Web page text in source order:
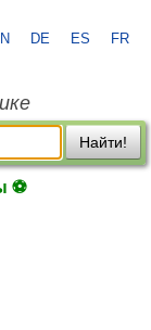
DE ES FR
Найти!
⚽